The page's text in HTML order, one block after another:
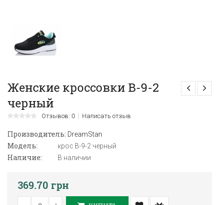
Женские кроссовки B-9-2
черный
Отзывов: 0 Написать отзыв
Производитель: DreamStan
Модель: крос B-9-2 черный
Наличие: В наличии
369.70 грн